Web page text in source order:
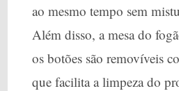
ao mesmo tempo sem
Além disso, a mesa do
os botões são removíveis
que facilita a limpeza do